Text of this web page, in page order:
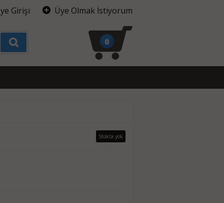
Girişi Üye Olmak İstiyorum
0
Stokta yok